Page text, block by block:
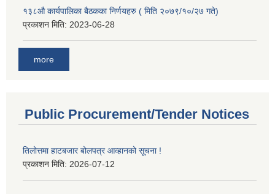
१३८औ कार्यपालिका बैठकका निर्णयहरु ( मिति २०७९/१०/२७ गते)
प्रकाशन मिति: 2023-06-28
more
Public Procurement/Tender Notices
तिलोत्तमा हाटबजार बोलपत्र आव्हानको सूचना !
प्रकाशन मिति: 2026-07-12